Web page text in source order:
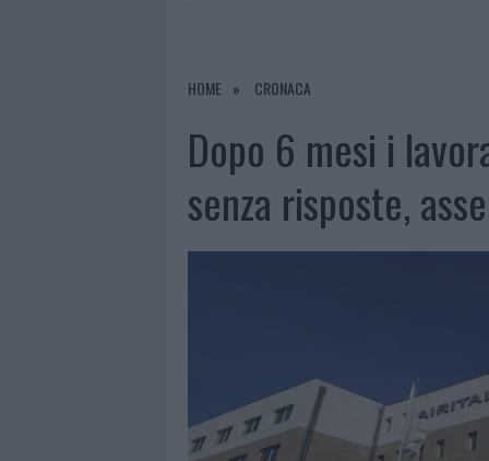
6 AGOSTO 2026
|
HOME CRONACA
Dopo 6 mesi i
senza risposte,